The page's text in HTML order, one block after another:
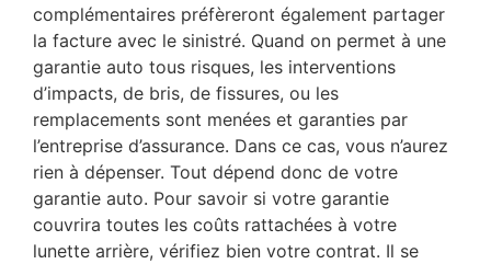
complémentaires préfèreront également partager
la facture avec le sinistré. Quand on permet à une
garantie auto tous risques, les interventions
d’impacts, de bris, de fissures, ou les
remplacements sont menées et garanties par
l’entreprise d’assurance. Dans ce cas, vous n’aurez
rien à dépenser. Tout dépend donc de votre
garantie auto. Pour savoir si votre garantie
couvrira toutes les coûts rattachées à votre
lunette arrière, vérifiez bien votre contrat. Il se